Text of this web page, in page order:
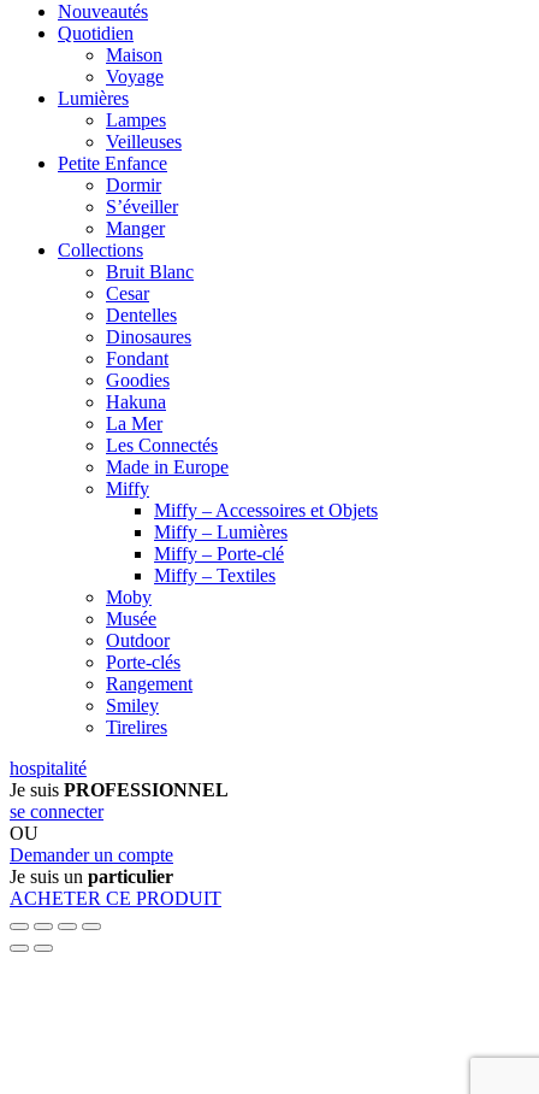
Nouveautés
Quotidien
Maison
Voyage
Lumières
Lampes
Veilleuses
Petite Enfance
Dormir
S’éveiller
Manger
Collections
Bruit Blanc
Cesar
Dentelles
Dinosaures
Fondant
Goodies
Hakuna
La Mer
Les Connectés
Made in Europe
Miffy
Miffy – Accessoires et Objets
Miffy – Lumières
Miffy – Porte-clé
Miffy – Textiles
Moby
Musée
Outdoor
Porte-clés
Rangement
Smiley
Tirelires
hospitalité
Je suis PROFESSIONNEL
se connecter
OU
Demander un compte
Je suis un particulier
ACHETER CE PRODUIT